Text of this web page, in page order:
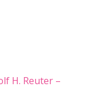
H. Reuter –